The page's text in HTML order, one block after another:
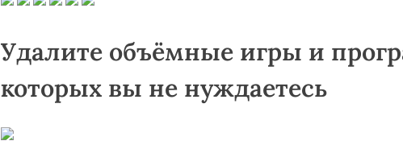
Удалите объёмные игры и
которых вы не нуждаетесь